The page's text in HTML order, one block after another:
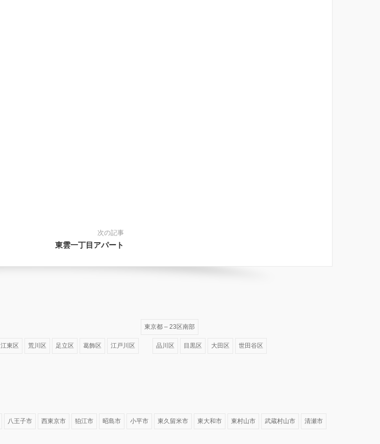
次の記事
東雲一丁目アパート
江東区 荒川区 足立区 葛飾区 江戸川区
東京都 – 23区南部
品川区 目黒区 大田区 世田谷区
八王子市 西東京市 狛江市 昭島市 小平市 東久留米市 東大和市 東村山市 武蔵村山市 清瀬市